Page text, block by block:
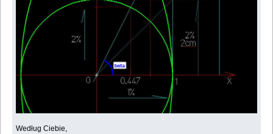
Według Ciebie,